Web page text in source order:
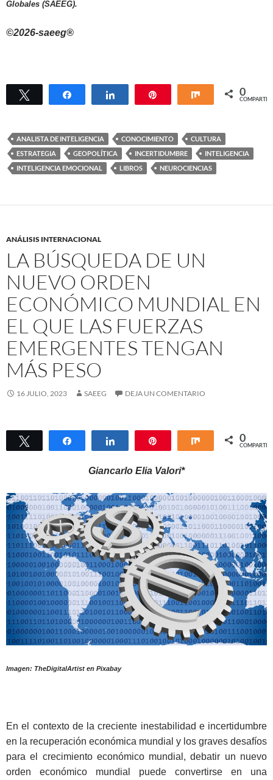
Globales (SAEEG).
©2026-saeeg®
Twittear Compartir Compartir Compartir
0
COMPARTIR
ANALISTA DE INTELIGENCIA CONOCIMIENTO
CULTURA
ESTRATEGIA
GEOPOLÍTICA INCERTIDUMBRE
INTELIGENCIA
INTELIGENCIA EMOCIONAL
LIBROS NEUROCIENCIAS
ANÁLISIS INTERNACIONAL
LA BÚSQUEDA DE UN
NUEVO ORDEN
ECONÓMICO MUNDIAL EN
EL QUE LAS FUERZAS
EMERGENTES TENGAN
MÁS PESO
16 JULIO, 2023 SAEEG DEJA UN COMENTARIO
Twittear Compartir Compartir Compartir
0
COMPARTIR
Giancarlo Elia Valori*
Imagen: TheDigitalArtist en Pixabay
En el contexto de la creciente inestabilidad e incertidumbre
en la recuperación económica mundial y los graves desafíos
para el crecimiento económico mundial, debatir un nuevo
orden económico mundial puede convertirse en una